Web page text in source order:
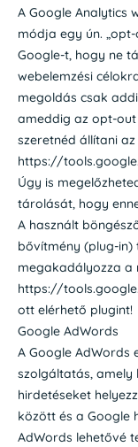
A Google Analytics
módja egy ún.
Google-t, hogy ne
webelemzési
megoldás csak
ameddig az opt-
szeretnéd állítani
https://
Úgy is
tárolását, hogy
A használt
bővítmény (plug-in)
megakadályozza a
https://
ott elérhető plugint!
Google AdWords
A Google AdWords
szolgáltatás, amely
hirdetéseket
között és a Google
AdWords lehetővé